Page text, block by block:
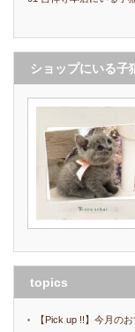
ショップにいる
topics
【Pick up !!】今月の